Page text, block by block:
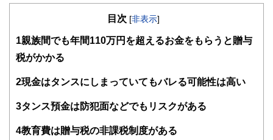
知識がない方でも理解できるようわかりやすく発信していま
得者を中心に「お金や暮らし」に関する書籍・雑誌の編集経
関わることで、読者目線のコンテンツを追求しています。
FinancialFieldの特徴は、ファイナンシャルプランナー、弁
ドバイザー、DCプランナー、公認会計士、社会保険労務
士、行政書士、投資アナリスト、キャリアコンサルタントな
目次 [非表示]
1 親族間でも年間110万円を超えるお金をもらうと贈与
税がかかる
2現金はタンスにしまっていてもバレる可能性は高い
3タンス預金は防犯面などでもリスクがある
4教育費は贈与税の非課税制度がある